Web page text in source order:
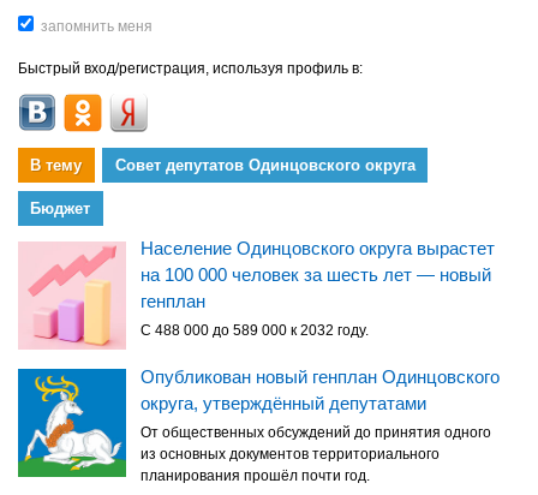
Быстрый вход/регистрация, используя профиль в:
В тему Совет депутатов Одинцовского округа
Бюджет
Население Одинцовского округа вырастет
на 100 000 человек за шесть лет — новый
генплан
С 488 000 до 589 000 к 2032 году.
Опубликован новый генплан Одинцовского
округа, утверждённый депутатами
От общественных обсуждений до принятия одного
из основных документов территориального
планирования прошёл почти год.